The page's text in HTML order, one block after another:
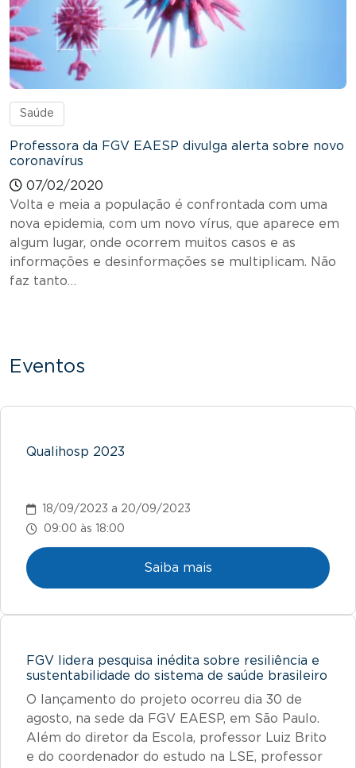
Saúde
Professora da FGV EAESP divulga alerta sobre novo
coronavírus
07/02/2020
Volta e meia a população é confrontada com uma
nova epidemia, com um novo vírus, que aparece em
algum lugar, onde ocorrem muitos casos e as
informações e desinformações se multiplicam. Não
faz tanto…
Eventos
Qualihosp 2023
Saiba mais
18/09/2023 a 20/09/2023
09:00 às 18:00
FGV lidera pesquisa inédita sobre resiliência e
sustentabilidade do sistema de saúde brasileiro
O lançamento do projeto ocorreu dia 30 de
agosto, na sede da FGV EAESP, em São Paulo.
Além do diretor da Escola, professor Luiz Brito
e do coordenador do estudo na LSE, professor